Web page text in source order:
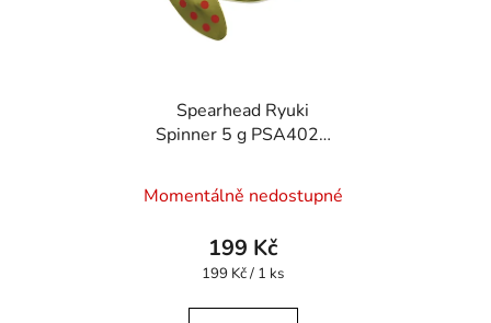
Spearhead Ryuki
Spinner 5 g PSA4026
Momentálně nedostupné
199 Kč
Měrná
199 Kč / 1 ks